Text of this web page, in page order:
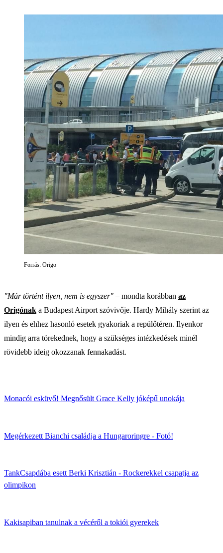
Forrás: Origo
"Már történt ilyen, nem is egyszer" – mondta korábban az
Origónak a Budapest Airport szóvivője. Hardy Mihály szerint az
ilyen és ehhez hasonló esetek gyakoriak a repülőtéren. Ilyenkor
mindig arra törekednek, hogy a szükséges intézkedések minél
rövidebb ideig okozzanak fennakadást.
Monacói esküvő! Megnősült Grace Kelly jóképű unokája
Megérkezett Bianchi családja a Hungaroringre - Fotó!
TankCsapdába esett Berki Krisztián - Rockerekkel csapatja az
olimpikon
Kakisapiban tanulnak a vécéről a tokiói gyerekek